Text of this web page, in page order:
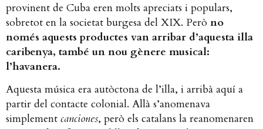
provinent de Cuba eren molts apreciats i populars,
sobretot en la societat burgesa del XIX. Però no
només aquests productes van arribar d’aquesta illa
caribenya, també un nou gènere musical:
l’havanera.
Aquesta música era autòctona de l’illa, i arribà aquí a
partir del contacte colonial. Allà s’anomenava
simplement canciones, però els catalans la reanomenaren